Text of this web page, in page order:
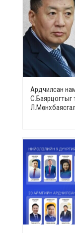
Ардчилсан
С.Баярцогтыг